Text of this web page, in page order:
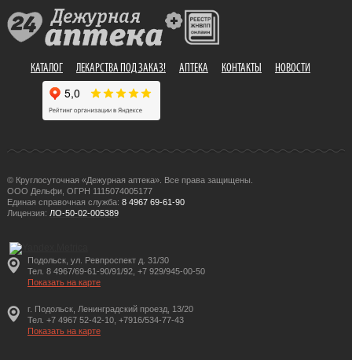
КАТАЛОГ ЛЕКАРСТВА ПОД ЗАКАЗ! АПТЕКА КОНТАКТЫ НОВОСТИ
© Круглосуточная «Дежурная аптека». Все права защищены.
ООО Дельфи, ОГРН 1115074005177
Единая справочная служба: 8 4967 69-61-90
Лицензия: ЛО-50-02-005389
Подольск, ул. Ревпроспект д. 31/30
Тел. 8 4967/69-61-90/91/92, +7 929/945-00-50
Показать на карте
г. Подольск, Ленинградский проезд, 13/20
Тел. +7 4967 52-42-10, +7916/534-77-43
Показать на карте